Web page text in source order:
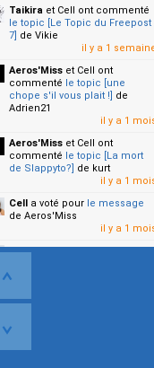
Taikira et Cell ont commenté
le topic [Le Topic du Freepost
7] de Vikie
il y a 1
Aeros'Miss et Cell ont
commenté le topic [une
chope s'il vous plait !] de
Adrien21
il y a 1
Aeros'Miss et Cell ont
commenté le topic [La mort
de Slappyto?] de kurt
il y a 1
Cell a voté pour le message
de Aeros'Miss
il y a 1
Cella voté pourle message